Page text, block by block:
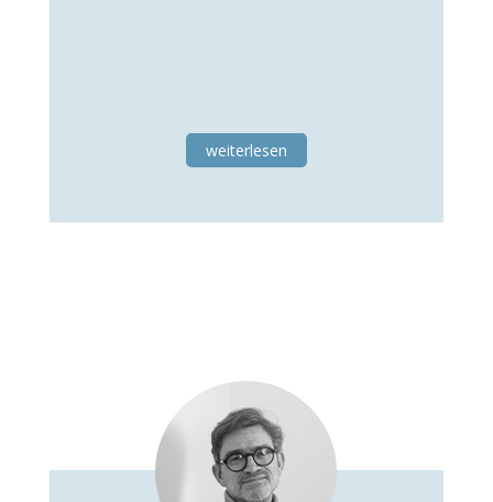
weiterlesen